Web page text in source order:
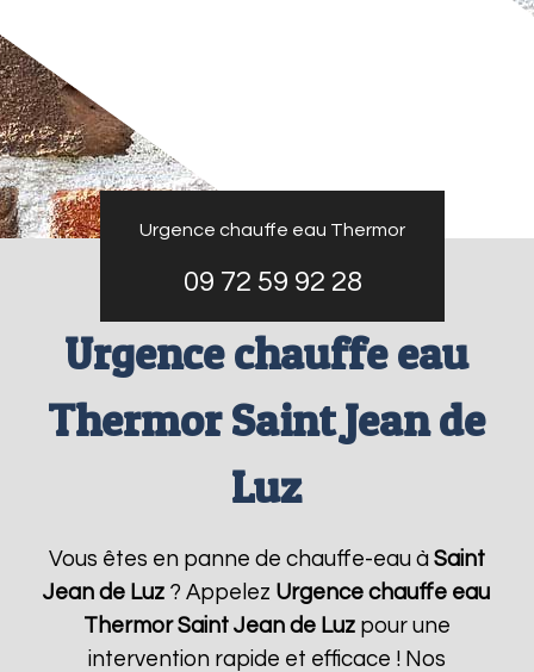
Urgence chauffe eau Thermor
09 72 59 92 28
Urgence chauffe eau
Thermor Saint Jean de
Luz
Vous êtes en panne de chauffe-eau à Saint
Jean de Luz ? Appelez Urgence chauffe eau
Thermor Saint Jean de Luzpour une
intervention rapide et efficace ! Nos